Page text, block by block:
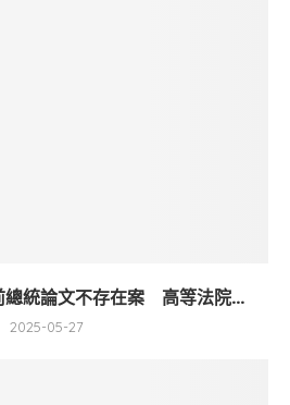
總統論文不存在案 高等法院...
2025-05-27